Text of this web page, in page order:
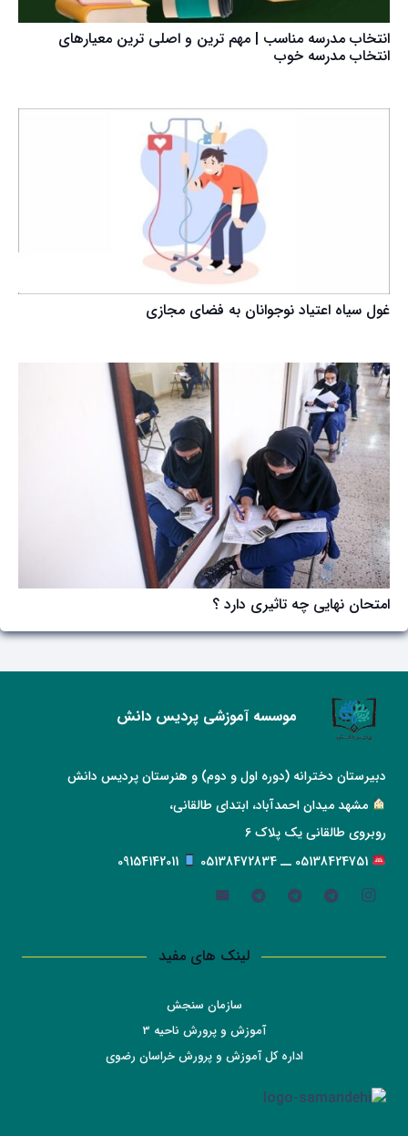
انتخاب مدرسه مناسب | مهم ترین و اصلی ترین معیارهای
انتخاب مدرسه خوب
غول سیاه اعتیاد نوجوانان به فضای مجازی
امتحان نهایی چه تاثیری دارد ؟
موسسه آموزشی پردیس دانش
دبیرستان دخترانه (دوره اول و دوم) و هنرستان پردیس دانش
مشهد میدان احمدآباد، ابتدای طالقانی،
روبروی طالقانی یک پلاک 6
لینک های مفید
سازمان سنجش
آموزش و پرورش ناحیه 3
اداره کل آموزش و پرورش خراسان رضوی